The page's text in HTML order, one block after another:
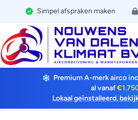
Simpel afspraken maken
Premium A-merk airco
al vanaf
Lokaal geïnstalleerd,